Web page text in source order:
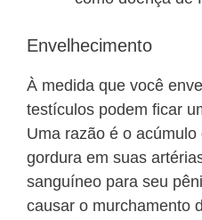
Envelhecimento
À medida que você
testículos podem ficar
Uma razão é o
gordura em suas
sanguíneo para seu
causar o murchamento